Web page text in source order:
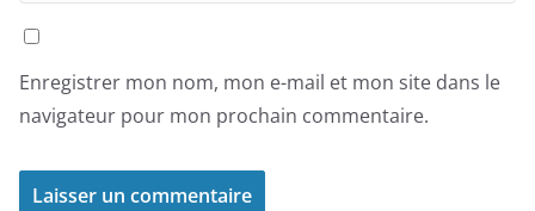
Enregistrer mon nom, mon e-mail et mon site dans le
navigateur pour mon prochain commentaire.